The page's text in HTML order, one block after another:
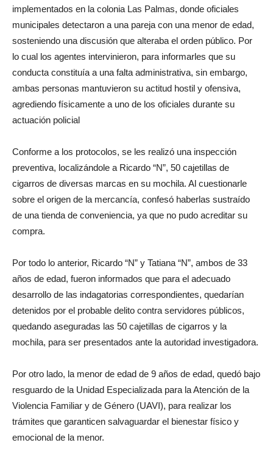
implementados en la colonia Las Palmas, donde oficiales
municipales detectaron a una pareja con una menor de edad,
sosteniendo una discusión que alteraba el orden público. Por
lo cual los agentes intervinieron, para informarles que su
conducta constituía a una falta administrativa, sin embargo,
ambas personas mantuvieron su actitud hostil y ofensiva,
agrediendo físicamente a uno de los oficiales durante su
actuación policial
Conforme a los protocolos, se les realizó una inspección
preventiva, localizándole a Ricardo “N”, 50 cajetillas de
cigarros de diversas marcas en su mochila. Al cuestionarle
sobre el origen de la mercancía, confesó haberlas sustraído
de una tienda de conveniencia, ya que no pudo acreditar su
compra.
Por todo lo anterior, Ricardo “N” y Tatiana “N”, ambos de 33
años de edad, fueron informados que para el adecuado
desarrollo de las indagatorias correspondientes, quedarían
detenidos por el probable delito contra servidores públicos,
quedando aseguradas las 50 cajetillas de cigarros y la
mochila, para ser presentados ante la autoridad investigadora.
Por otro lado, la menor de edad de 9 años de edad, quedó bajo
resguardo de la Unidad Especializada para la Atención de la
Violencia Familiar y de Género (UAVI), para realizar los
trámites que garanticen salvaguardar el bienestar físico y
emocional de la menor.